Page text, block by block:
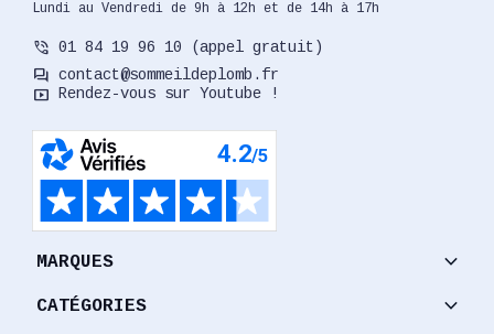
Lundi au Vendredi de 9h à 12h et de 14h à 17h
phone_in_talk 01 84 19 96 10 (appel gratuit)
forum contact@sommeildeplomb.fr
smart_display Rendez-vous sur Youtube !
MARQUES keyboard_arrow_down
CATÉGORIES keyboard_arrow_down